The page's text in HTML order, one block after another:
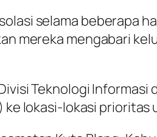
selama beberapa
mereka mengabari
Teknologi
lokasi-lokasi